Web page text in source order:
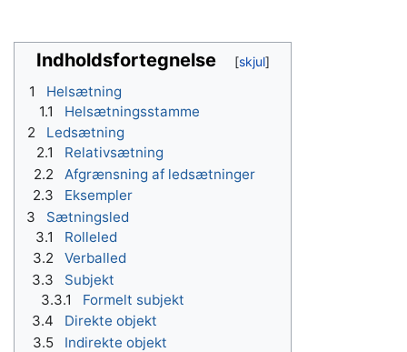
Indholdsfortegnelse
1
Helsætning
1.1
Helsætningsstamme
2
Ledsætning
2.1
Relativsætning
2.2
Afgrænsning af ledsætninger
2.3
Eksempler
3
Sætningsled
3.1
Rolleled
3.2
Verballed
3.3
Subjekt
3.3.1
Formelt subjekt
3.4
Direkte objekt
3.5
Indirekte objekt